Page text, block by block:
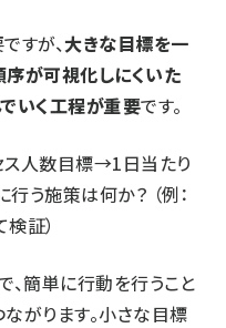
すが、大きな目標を一
序が可視化しにくいた
いく工程が重要です。
ス人数目標→1日当たり
う施策は何か？ （例：
証）
、簡単に行動を行うこと
がります。小さな目標